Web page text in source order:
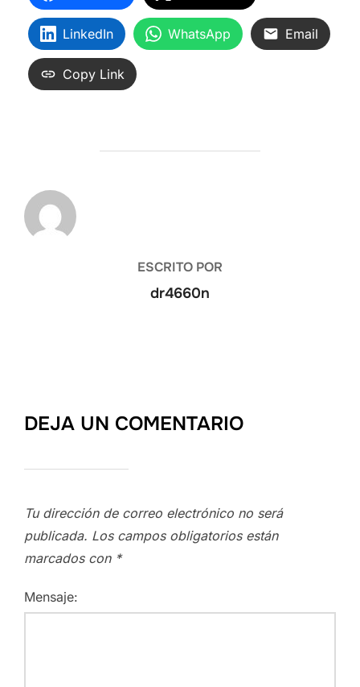
LinkedIn WhatsApp Email
Copy Link
ESCRITO POR
dr4660n
DEJA UN COMENTARIO
Tu dirección de correo electrónico no será
publicada. Los campos obligatorios están
marcados con *
Mensaje: